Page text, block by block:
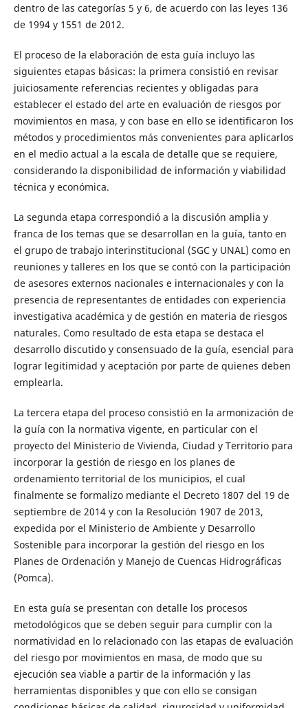
dentro de las categorías 5 y 6, de acuerdo con las leyes 136
de 1994 y 1551 de 2012.
El proceso de la elaboración de esta guía incluyo las
siguientes etapas básicas: la primera consistió en revisar
juiciosamente referencias recientes y obligadas para
establecer el estado del arte en evaluación de riesgos por
movimientos en masa, y con base en ello se identificaron los
métodos y procedimientos más convenientes para aplicarlos
en el medio actual a la escala de detalle que se requiere,
considerando la disponibilidad de información y viabilidad
técnica y económica.
La segunda etapa correspondió a la discusión amplia y
franca de los temas que se desarrollan en la guía, tanto en
el grupo de trabajo interinstitucional (SGC y UNAL) como en
reuniones y talleres en los que se contó con la participación
de asesores externos nacionales e internacionales y con la
presencia de representantes de entidades con experiencia
investigativa académica y de gestión en materia de riesgos
naturales. Como resultado de esta etapa se destaca el
desarrollo discutido y consensuado de la guía, esencial para
lograr legitimidad y aceptación por parte de quienes deben
emplearla.
La tercera etapa del proceso consistió en la armonización de
la guía con la normativa vigente, en particular con el
proyecto del Ministerio de Vivienda, Ciudad y Territorio para
incorporar la gestión de riesgo en los planes de
ordenamiento territorial de los municipios, el cual
finalmente se formalizo mediante el Decreto 1807 del 19 de
septiembre de 2014 y con la Resolución 1907 de 2013,
expedida por el Ministerio de Ambiente y Desarrollo
Sostenible para incorporar la gestión del riesgo en los
Planes de Ordenación y Manejo de Cuencas Hidrográficas
(Pomca).
En esta guía se presentan con detalle los procesos
metodológicos que se deben seguir para cumplir con la
normatividad en lo relacionado con las etapas de evaluación
del riesgo por movimientos en masa, de modo que su
ejecución sea viable a partir de la información y las
herramientas disponibles y que con ello se consigan